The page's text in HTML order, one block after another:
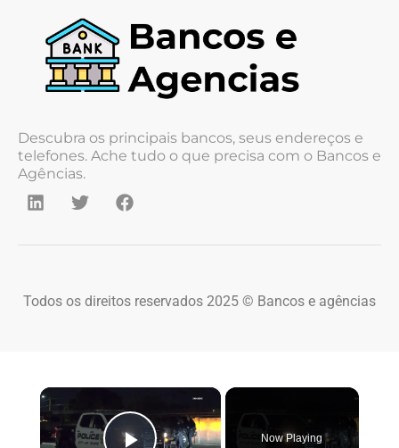
Descubra os principais bancos, seus endereços e
telefones. Ache tudo o que precisa com o Bancos e
Agências.
Todos os direitos reservados 2025 © Bancos e agências
×
Now Playing